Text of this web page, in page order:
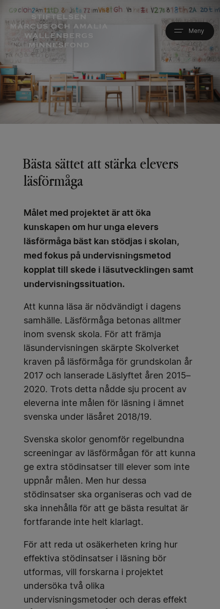
Hoppa
till
huvudinnehåll
Bästa sättet att stärka elevers
läsförmåga
Målet med projektet är att öka
kunskapen om hur unga elevers
läsförmåga bäst kan stödjas i skolan,
med fokus på undervisningsmetod
kopplat till skede i läsutvecklingen samt
undervisningssituation.
Att kunna läsa är nödvändigt i dagens
samhälle. Läsförmåga betonas alltmer
inom svensk skola. För att främja
läsundervisningen skärpte Skolverket
kraven på läsförmåga för grundskolan år
2017 och lanserade Läslyftet åren 2015–
2020. Trots detta nådde sju procent av
eleverna inte målen för läsning i ämnet
svenska under läsåret 2018/19.
Svenska skolor genomför regelbundna
screeningar av läsförmågan för att kunna
ge extra stödinsatser till elever som inte
uppnår målen. Men hur dessa
stödinsatser ska organiseras och vad de
ska innehålla för att ge bästa resultat är
fortfarande inte helt klarlagt.
För att reda ut osäkerheten kring hur
effektiva stödinsatser i läsning bör
utformas, vill forskarna i projektet
undersöka två olika
undervisningsmetoder och deras effekt